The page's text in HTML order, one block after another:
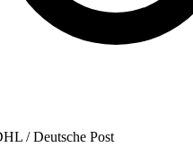
/ Deutsche Post